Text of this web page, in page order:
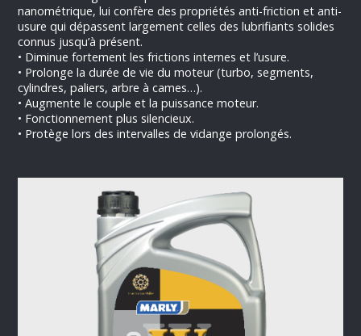
nanométrique, lui confère des propriétés anti-friction et anti-
usure qui dépassent largement celles des lubrifiants solides
connus jusqu’à présent.
• Diminue fortement les frictions internes et l’usure.
• Prolonge la durée de vie du moteur (turbo, segments,
cylindres, paliers, arbre à cames…).
• Augmente le couple et la puissance moteur.
• Fonctionnement plus silencieux.
• Protège lors des intervalles de vidange prolongés.